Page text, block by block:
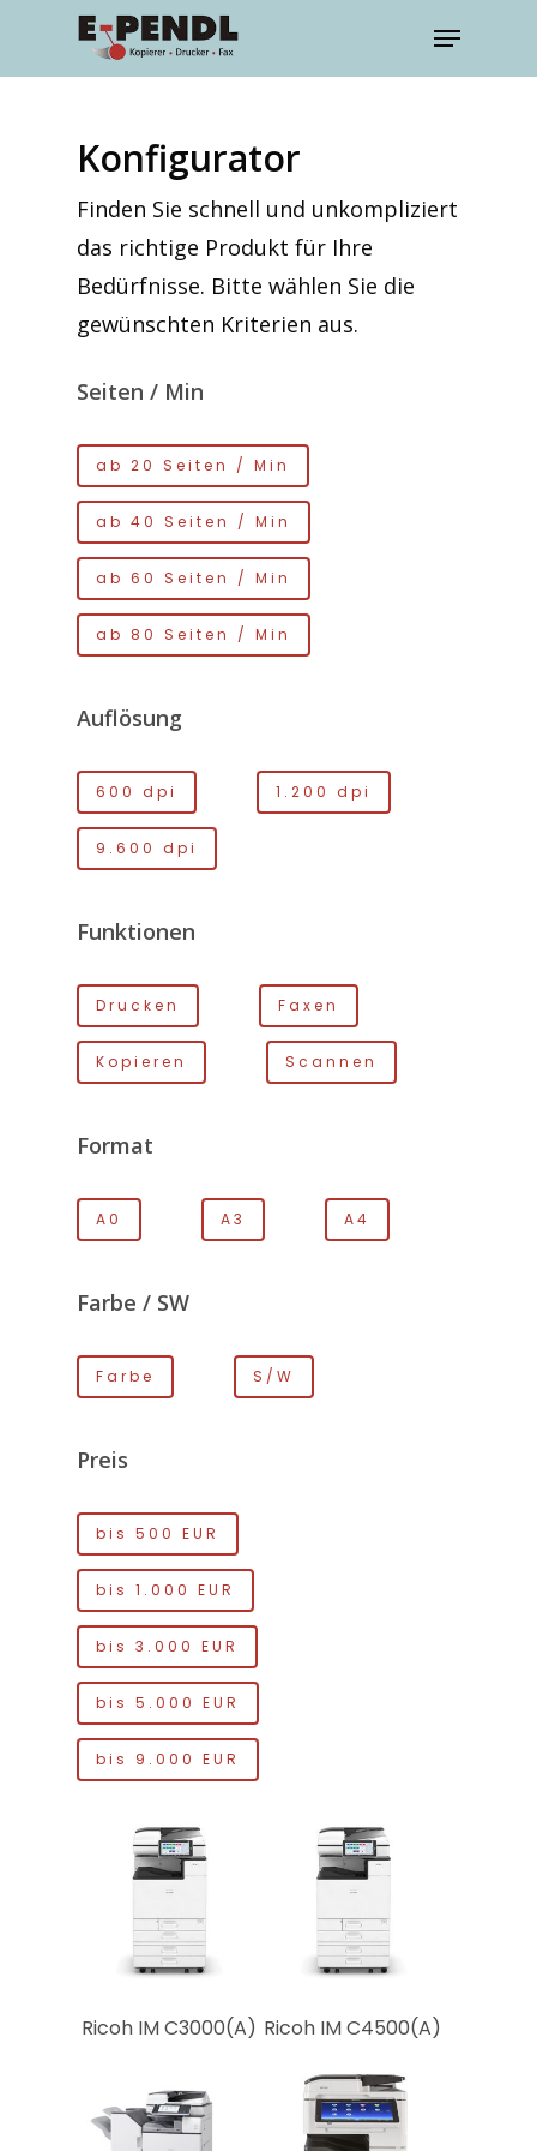
Konfigurator
Finden Sie schnell und unkompliziert
das richtige Produkt für Ihre
Bedürfnisse. Bitte wählen Sie die
gewünschten Kriterien aus.
Seiten / Min
ab 20 Seiten / Min
ab 40 Seiten / Min
ab 60 Seiten / Min
ab 80 Seiten / Min
Auflösung
600 dpi 1.200 dpi
9.600 dpi
Funktionen
Drucken Faxen
Kopieren Scannen
Format
A0 A3 A4
Farbe / SW
Farbe S/W
Preis
bis 500 EUR
bis 1.000 EUR
bis 3.000 EUR
bis 5.000 EUR
bis 9.000 EUR
Ricoh IM C3000(A) Ricoh IM C4500(A)
Produkte
Kaufen & Leasen
Multifunktionsgeräte
Großformatsysteme
Mietsysteme
Gebrauchtsysteme
Technik & Service
Konferenztechnik
Kontakt